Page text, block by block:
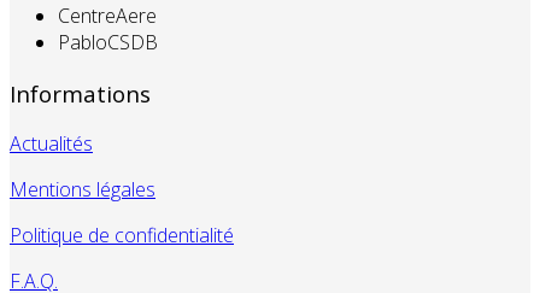
CentreAere
PabloCSDB
Informations
Actualités
Mentions légales
Politique de confidentialité
F.A.Q.